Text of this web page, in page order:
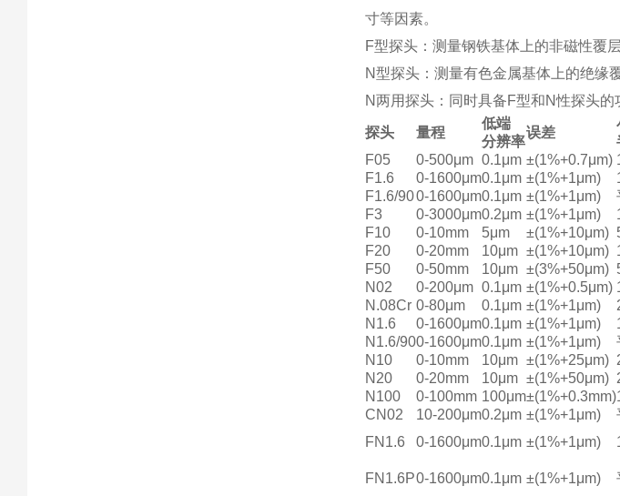
寸等因素。
F型探头：测量钢铁基体上的非磁性覆
N型探头：测量有色金属基体上的绝缘
N两用探头：同时具备F型和N性探头的
探头 量程
低端
分辨率
误差
F05
0-500μm 0.1μm ±(1%+0.7μm)
F1.6
0-1600μm0.1μm ±(1%+1μm)
F1.6/900-1600μm0.1μm ±(1%+1μm)
F3
0-3000μm0.2μm ±(1%+1μm)
F10
0-10mm 5μm ±(1%+10μm)
F20
0-20mm 10μm ±(1%+10μm)
F50
0-50mm 10μm ±(3%+50μm)
N02
0-200μm 0.1μm ±(1%+0.5μm)
N.08Cr 0-80μm 0.1μm ±(1%+1μm)
N1.6
0-1600μm0.1μm ±(1%+1μm)
N1.6/900-1600μm0.1μm ±(1%+1μm)
N10
0-10mm 10μm ±(1%+25μm)
N20
0-20mm 10μm ±(1%+50μm)
N100
0-100mm 100μm±(1%+0.3mm)
CN02
10-200μm0.2μm ±(1%+1μm)
FN1.6
0-1600μm0.1μm ±(1%+1μm)
FN1.6P0-1600μm0.1μm ±(1%+1μm)